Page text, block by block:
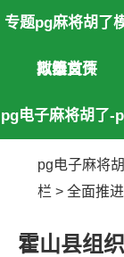
专题pg麻将胡了
拟器首页
政策文件
pg电子麻将胡了-
麻将胡了模拟器
pg电子麻将
栏 > 全面推
霍山县组